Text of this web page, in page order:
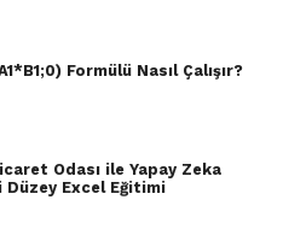
Formülü Nasıl Çalışır?
Odası ile Yapay Zeka
Excel Eğitimi